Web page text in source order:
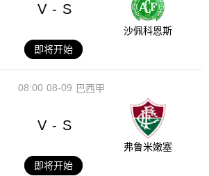
V - S
沙佩科恩斯
即将开始
08-09
08:00 巴西甲
V - S
弗鲁米嫩塞
即将开始